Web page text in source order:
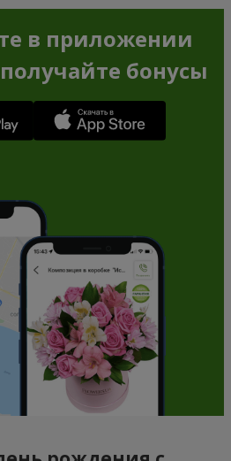
Роза розовая (поштучно)
Заказать